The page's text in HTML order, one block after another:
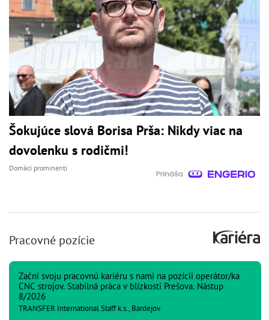
Šokujúce slová Borisa Prša: Nikdy viac na
dovolenku s rodičmi!
Domáci prominenti
Pracovné pozície
Začni svoju pracovnú kariéru s nami na pozícii operátor/ka
CNC strojov. Stabilná práca v blízkosti Prešova. Nástup
8/2026
TRANSFER International Staff k.s., Bardejov